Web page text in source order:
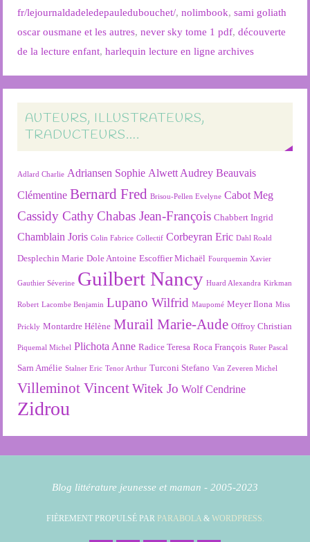
fr/lejournaldadeledepauledubouchet/,nolimbook,sami goliath
oscar ousmane et les autres,never sky tome 1 pdf,découverte
de la lecture enfant,harlequin lecture en ligne archives
AUTEURS, ILLUSTRATEURS,
TRADUCTEURS….
Adlard Charlie Adriansen Sophie Alwett Audrey Beauvais
Clémentine Bernard Fred Brisou-Pellen Evelyne Cabot Meg
Cassidy Cathy Chabas Jean-François Chabbert Ingrid
Chamblain Joris Colin Fabrice Collectif Corbeyran Eric Dahl Roald
Desplechin Marie Dole Antoine Escoffier Michaël Fourquemin Xavier
Gauthier Séverine Guilbert Nancy Huard Alexandra Kirkman
Robert Lacombe Benjamin Lupano Wilfrid Maupomé Meyer Ilona Miss
Prickly Montardre Hélène Murail Marie-Aude Offroy Christian
Piquemal Michel Plichota Anne Radice Teresa Roca François Ruter Pascal
Sarn Amélie Stalner Eric Tenor Arthur Turconi Stefano Van Zeveren Michel
Villeminot Vincent Witek Jo Wolf Cendrine
Zidrou
Blog littérature jeunesse et maman - 2005-2023
FIÈREMENT PROPULSÉ PAR PARABOLA & WORDPRESS.